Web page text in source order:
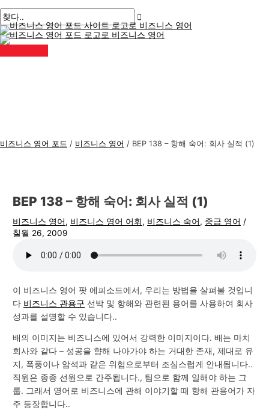
텐
츠
로
건
인
뉴
비즈니스 영어 포드 / 비즈니스 영어 / BEP 138 – 항해 숙어: 회사 실적 (1)
BEP 138 – 항해 숙어: 회사 실적 (1)
비즈니스 영어, 비즈니스 영어 어휘, 비즈니스 숙어, 중급 영어 /
칠월 26, 2009
이 비즈니스 영어 팟 에피소드에서, 우리는 방법을 살펴볼 것입니
다 비즈니스 관용구 선박 및 항해와 관련된 용어를 사용하여 회사
성과를 설명할 수 있습니다..
배의 이미지는 비즈니스에 있어서 강력한 이미지이다. 배는 마치
회사와 같다 – 성공을 향해 나아가야 하는 거대한 존재, 제대로 유
지, 폭풍이나 암석과 같은 위험으로부터 조심스럽게 안내됩니다..
직원은 종종 선원으로 간주됩니다., 팀으로 함께 일해야 하는 그
룹. 그래서 영어로 비즈니스에 관해 이야기할 때 항해 관용어가 자
주 등장합니다..
시
물
탐
색
기
에
입
력
름
*
메
일
*
비
즈
니
스
검
색
: